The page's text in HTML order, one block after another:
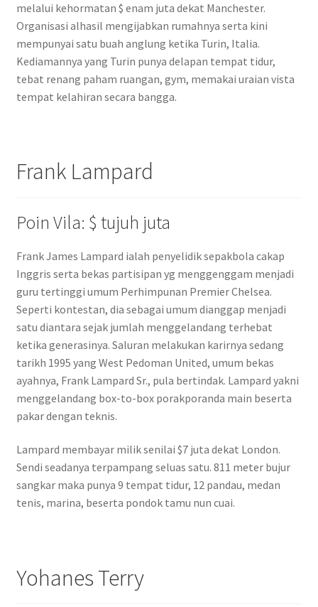
melalui kehormatan $ enam juta dekat Manchester.
Organisasi alhasil mengijabkan rumahnya serta kini
mempunyai satu buah anglung ketika Turin, Italia.
Kediamannya yang Turin punya delapan tempat tidur,
tebat renang paham ruangan, gym, memakai uraian vista
tempat kelahiran secara bangga.
Frank Lampard
Poin Vila: $ tujuh juta
Frank James Lampard ialah penyelidik sepakbola cakap
Inggris serta bekas partisipan yg menggenggam menjadi
guru tertinggi umum Perhimpunan Premier Chelsea.
Seperti kontestan, dia sebagai umum dianggap menjadi
satu diantara sejak jumlah menggelandang terhebat
ketika generasinya. Saluran melakukan karirnya sedang
tarikh 1995 yang West Pedoman United, umum bekas
ayahnya, Frank Lampard Sr., pula bertindak. Lampard yakni
menggelandang box-to-box porakporanda main beserta
pakar dengan teknis.
Lampard membayar milik senilai $7 juta dekat London.
Sendi seadanya terpampang seluas satu. 811 meter bujur
sangkar maka punya 9 tempat tidur, 12 pandau, medan
tenis, marina, beserta pondok tamu nun cuai.
Yohanes Terry